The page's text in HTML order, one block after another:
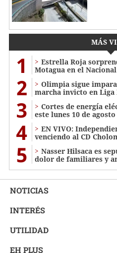
MÁS
1
Estrella Roja
Motagua en el Nacional
2
Olimpia sigue
marcha invicto en Liga
3
Cortes de energía
este lunes 10 de
4
EN VIVO:
venciendo al CD
5
Nasser Hilsaca es
dolor de familiares y
NOTICIAS
INTERÉS
UTILIDAD
EH PLUS